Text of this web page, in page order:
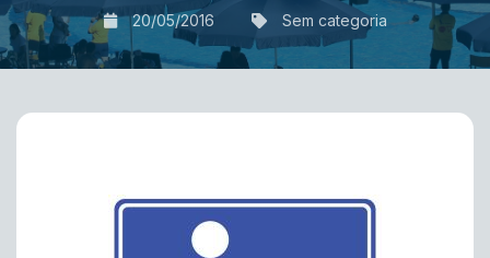
20/05/2016 Sem categoria